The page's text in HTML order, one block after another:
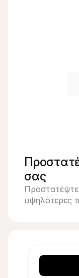
σας
Προστατέψτε
υψηλότερες